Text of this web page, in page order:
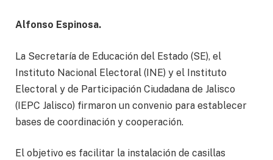
Alfonso Espinosa.
La Secretaría de Educación del Estado (SE), el
Instituto Nacional Electoral (INE) y el Instituto
Electoral y de Participación Ciudadana de Jalisco
(IEPC Jalisco) firmaron un convenio para establecer
bases de coordinación y cooperación.
El objetivo es facilitar la instalación de casillas